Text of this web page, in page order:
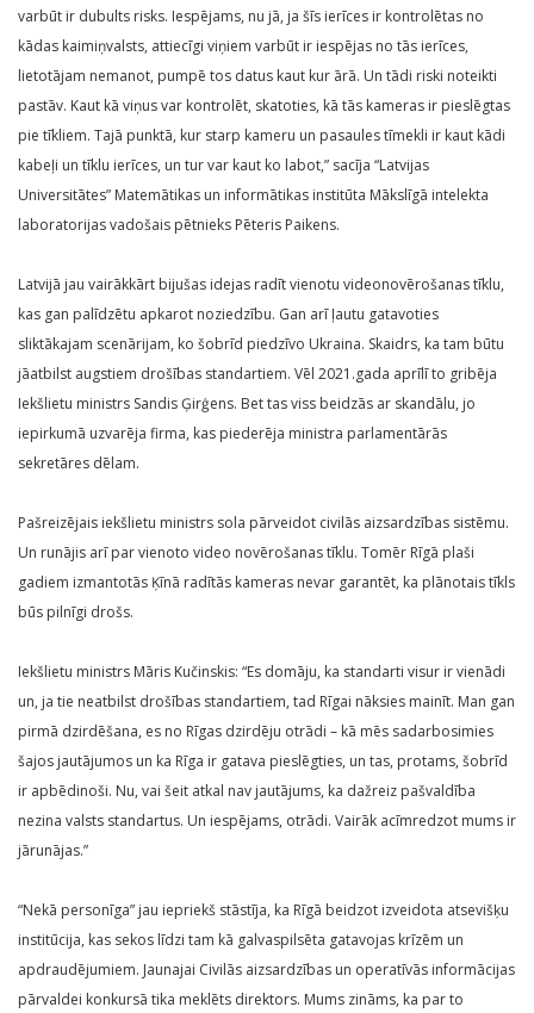
varbūt ir dubults risks. Iespējams, nu jā, ja šīs ierīces ir kontrolētas no
kādas kaimiņvalsts, attiecīgi viņiem varbūt ir iespējas no tās ierīces,
lietotājam nemanot, pumpē tos datus kaut kur ārā. Un tādi riski noteikti
pastāv. Kaut kā viņus var kontrolēt, skatoties, kā tās kameras ir pieslēgtas
pie tīkliem. Tajā punktā, kur starp kameru un pasaules tīmekli ir kaut kādi
kabeļi un tīklu ierīces, un tur var kaut ko labot,” sacīja “Latvijas
Universitātes” Matemātikas un informātikas institūta Mākslīgā intelekta
laboratorijas vadošais pētnieks Pēteris Paikens.
Latvijā jau vairākkārt bijušas idejas radīt vienotu videonovērošanas tīklu,
kas gan palīdzētu apkarot noziedzību. Gan arī ļautu gatavoties
sliktākajam scenārijam, ko šobrīd piedzīvo Ukraina. Skaidrs, ka tam būtu
jāatbilst augstiem drošības standartiem. Vēl 2021.gada aprīlī to gribēja
Iekšlietu ministrs Sandis Ģirģens. Bet tas viss beidzās ar skandālu, jo
iepirkumā uzvarēja firma, kas piederēja ministra parlamentārās
sekretāres dēlam.
Pašreizējais iekšlietu ministrs sola pārveidot civilās aizsardzības sistēmu.
Un runājis arī par vienoto video novērošanas tīklu. Tomēr Rīgā plaši
gadiem izmantotās Ķīnā radītās kameras nevar garantēt, ka plānotais tīkls
būs pilnīgi drošs.
Iekšlietu ministrs Māris Kučinskis: “Es domāju, ka standarti visur ir vienādi
un, ja tie neatbilst drošības standartiem, tad Rīgai nāksies mainīt. Man gan
pirmā dzirdēšana, es no Rīgas dzirdēju otrādi – kā mēs sadarbosimies
šajos jautājumos un ka Rīga ir gatava pieslēgties, un tas, protams, šobrīd
ir apbēdinoši. Nu, vai šeit atkal nav jautājums, ka dažreiz pašvaldība
nezina valsts standartus. Un iespējams, otrādi. Vairāk acīmredzot mums ir
jārunājas.”
“Nekā personīga” jau iepriekš stāstīja, ka Rīgā beidzot izveidota atsevišķu
institūcija, kas sekos līdzi tam kā galvaspilsēta gatavojas krīzēm un
apdraudējumiem. Jaunajai Civilās aizsardzības un operatīvās informācijas
pārvaldei konkursā tika meklēts direktors. Mums zināms, ka par to